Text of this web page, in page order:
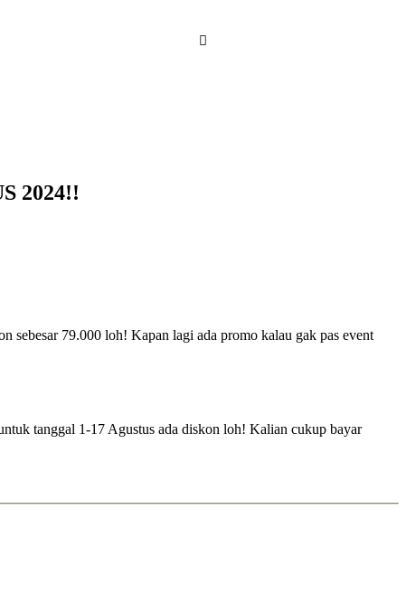
2024!!
sebesar 79.000 loh! Kapan lagi ada promo kalau gak pas event
tanggal 1-17 Agustus ada diskon loh! Kalian cukup bayar